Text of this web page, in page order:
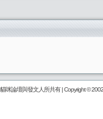
咪論壇與發文人所共有 | Copyright ©